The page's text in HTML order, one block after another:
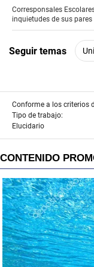
of
10
minutes,
seconds
Corresponsales
inquietudes de sus
Seguir temas
Conforme a los criterios
Tipo de trabajo:
Elucidario